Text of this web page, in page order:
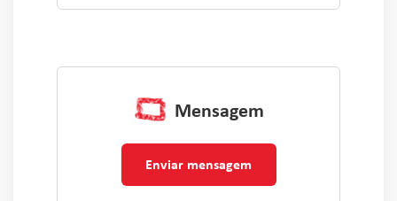
Mensagem
Enviar mensagem